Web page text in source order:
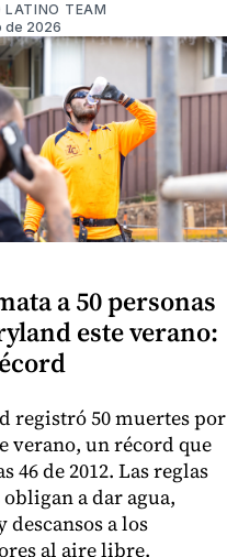
LATINO TEAM
de 2026
a 50 personas
este verano:
registró 50 muertes por
verano, un récord que
46 de 2012. Las reglas
obligan a dar agua,
descansos a los
al aire libre.